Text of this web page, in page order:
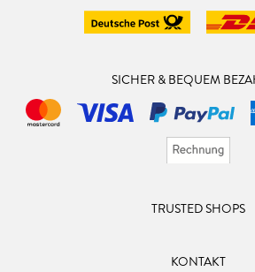
SICHER & BEQUEM
TRUSTED SHOPS
KONTAKT